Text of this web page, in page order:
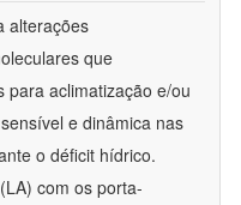
alterações
que
para aclimatização e/ou
e dinâmica nas
o déficit hídrico.
com os porta-